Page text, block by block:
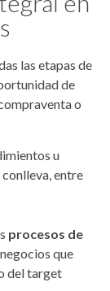
las etapas de
de
o
u
entre
procesos de
que
del target